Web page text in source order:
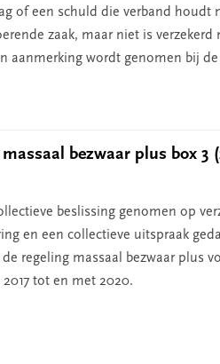
of een schuld die verband houdt
zaak, maar niet is verzekerd
aanmerking wordt genomen bij de
bezwaar plus box 3
beslissing genomen op
en een collectieve uitspraak
regeling massaal bezwaar plus
tot en met 2020.